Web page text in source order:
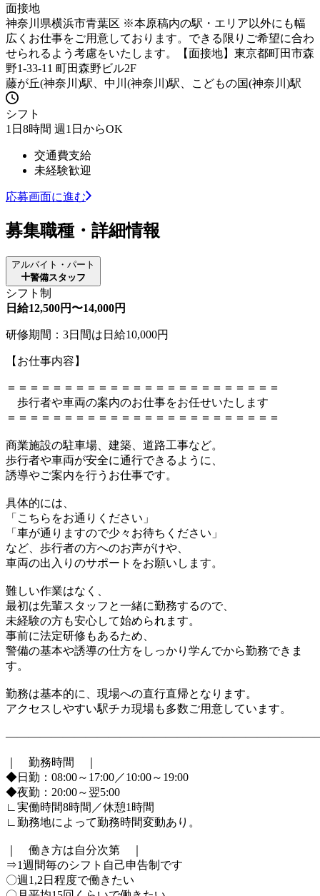
面接地
神奈川県横浜市青葉区 ※本原稿内の駅・エリア以外にも幅
広くお仕事をご用意しております。できる限りご希望に合わ
せられるよう考慮をいたします。【面接地】東京都町田市森
野1-33-11 町田森野ビル2F
藤が丘(神奈川)駅、中川(神奈川)駅、こどもの国(神奈川)駅
シフト
1日8時間 週1日からOK
交通費支給
未経験歓迎
応募画面に進む
募集職種・詳細情報
アルバイト・パート
警備スタッフ
シフト制
日給12,500円〜14,000円
研修期間：3日間は日給10,000円
【お仕事内容】
＝＝＝＝＝＝＝＝＝＝＝＝＝＝＝＝＝＝＝＝＝＝＝＝
歩行者や車両の案内のお仕事をお任せいたします
＝＝＝＝＝＝＝＝＝＝＝＝＝＝＝＝＝＝＝＝＝＝＝＝
商業施設の駐車場、建築、道路工事など。
歩行者や車両が安全に通行できるように、
誘導やご案内を行うお仕事です。
具体的には、
「こちらをお通りください」
「車が通りますので少々お待ちください」
など、歩行者の方へのお声がけや、
車両の出入りのサポートをお願いします。
難しい作業はなく、
最初は先輩スタッフと一緒に勤務するので、
未経験の方も安心して始められます。
事前に法定研修もあるため、
警備の基本や誘導の仕方をしっかり学んでから勤務できま
す。
勤務は基本的に、現場への直行直帰となります。
アクセスしやすい駅チカ現場も多数ご用意しています。
｜ 勤務時間 ｜
◆日勤：08:00～17:00／10:00～19:00
◆夜勤：20:00～翌5:00
∟実働時間8時間／休憩1時間
∟勤務地によって勤務時間変動あり。
｜ 働き方は自分次第 ｜
⇒1週間毎のシフト自己申告制です
〇週1,2日程度で働きたい